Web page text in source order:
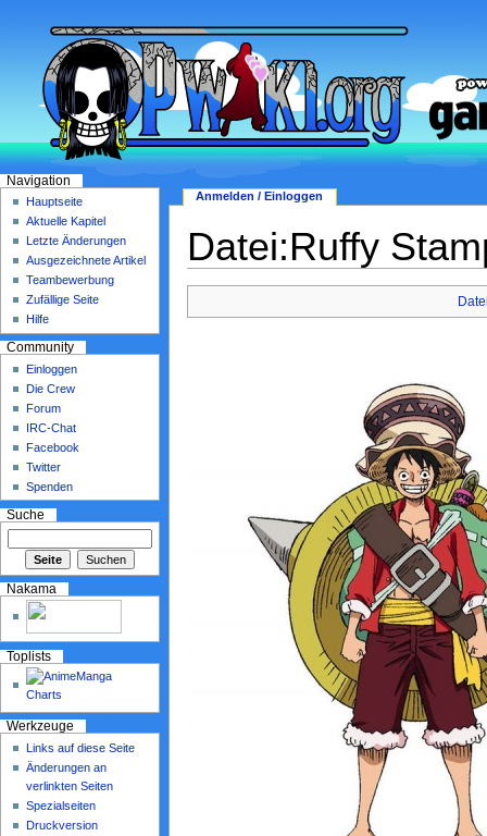
Datei:Ruffy
Anmelden / Einloggen
Navigation
Hauptseite
Aktuelle Kapitel
Letzte Änderungen
Ausgezeichnete Artikel
Teambewerbung
Zufällige Seite
Hilfe
Community
Einloggen
Die Crew
Forum
IRC-Chat
Facebook
Twitter
Spenden
Suche
Nakama
Toplists
Werkzeuge
Links auf diese Seite
Änderungen an
verlinkten Seiten
Spezialseiten
Druckversion